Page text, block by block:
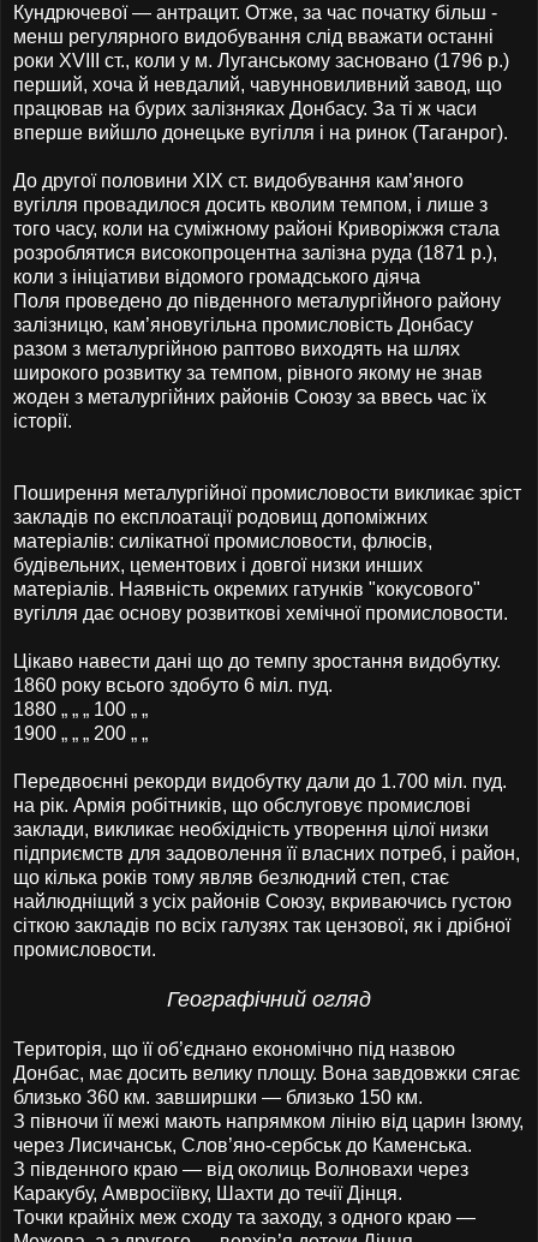
Кундрючевої — антрацит. Отже, за час початку більш -
менш регулярного видобування слід вважати останні
роки XVIII ст., коли у м. Луганському засновано (1796 р.)
перший, хоча й невдалий, чавунновиливний завод, що
працював на бурих залізняках Донбасу. За ті ж часи
вперше вийшло донецьке вугілля і на ринок (Таганрог).
До другої половини XIX ст. видобування кам’яного
вугілля провадилося досить кволим темпом, і лише з
того часу, коли на суміжному районі Криворіжжя стала
розроблятися високопроцентна залізна руда (1871 р.),
коли з ініціативи відомого громадського діяча
Поля проведено до південного металургійного району
залізницю, кам’яновугільна промисловість Донбасу
разом з металургійною раптово виходять на шлях
широкого розвитку за темпом, рівного якому не знав
жоден з металургійних районів Союзу за ввесь час їх
історії.
Поширення металургійної промисловости викликає зріст
закладів по експлоатації родовищ допоміжних
матеріалів: силікатної промисловости, флюсів,
будівельних, цементових і довгої низки инших
матеріалів. Наявність окремих гатунків "кокусового"
вугілля дає основу розвиткові хемічної промисловости.
Цікаво навести дані що до темпу зростання видобутку.
1860 року всього здобуто 6 міл. пуд.
1880 „ „ „ 100 „ „
1900 „ „ „ 200 „ „
Передвоєнні рекорди видобутку дали до 1.700 міл. пуд.
на рік. Армія робітників, що обслуговує промислові
заклади, викликає необхідність утворення цілої низки
підприємств для задоволення її власних потреб, і район,
що кілька років тому являв безлюдний степ, стає
найлюдніщий з усіх районів Союзу, вкриваючись густою
сіткою закладів по всіх галузях так цензової, як і дрібної
промисловости.
Географічний огляд
Територія, що її об’єднано економічно під назвою
Донбас, має досить велику площу. Вона завдовжки сягає
близько 360 км. завширшки — близько 150 км.
З півночи її межі мають напрямком лінію від царин Ізюму,
через Лисичанськ, Слов’яно-сербськ до Каменська.
З південного краю — від околиць Волновахи через
Каракубу, Амвросіївку, Шахти до течії Дінця.
Точки крайніх меж сходу та заходу, з одного краю —